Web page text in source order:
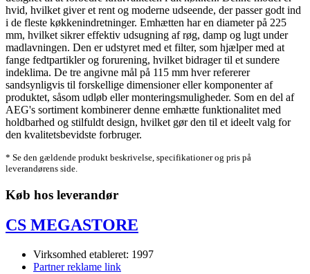
hvid, hvilket giver et rent og moderne udseende, der passer godt ind
i de fleste køkkenindretninger. Emhætten har en diameter på 225
mm, hvilket sikrer effektiv udsugning af røg, damp og lugt under
madlavningen. Den er udstyret med et filter, som hjælper med at
fange fedtpartikler og forurening, hvilket bidrager til et sundere
indeklima. De tre angivne mål på 115 mm hver refererer
sandsynligvis til forskellige dimensioner eller komponenter af
produktet, såsom udløb eller monteringsmuligheder. Som en del af
AEG's sortiment kombinerer denne emhætte funktionalitet med
holdbarhed og stilfuldt design, hvilket gør den til et ideelt valg for
den kvalitetsbevidste forbruger.
* Se den gældende produkt beskrivelse, specifikationer og pris på
leverandørens side.
Køb hos leverandør
CS MEGASTORE
Virksomhed etableret: 1997
Partner reklame link